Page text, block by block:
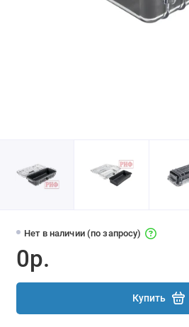
Нет в наличии (по запросу)
0р.
Купить